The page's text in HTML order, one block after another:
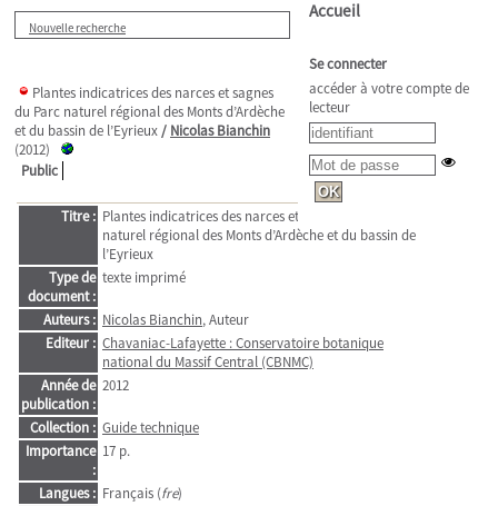
Nouvelle recherche
Plantes indicatrices des narces et sagnes
du Parc naturel régional des Monts d’Ardèche
et du bassin de l’Eyrieux/ Nicolas Bianchin
(2012)
Public
Titre : Plantes indicatrices des narces et sagnes du Parc
naturel régional des Monts d’Ardèche et du bassin de
l’Eyrieux
Type de
document :
texte imprimé
Auteurs : Nicolas Bianchin, Auteur
Editeur : Chavaniac-Lafayette : Conservatoire botanique
national du Massif Central (CBNMC)
Année de
publication :
2012
Collection : Guide technique
Importance
:
17 p.
Langues : Français (fre)
Accueil
Se connecter
accéder à votre compte de
lecteur